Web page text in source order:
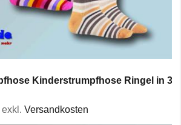
Kinderstrumpfhose Ringel in 3
exkl. Versandkosten